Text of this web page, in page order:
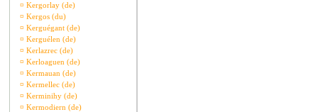
¤ Kergorlay (de)
¤ Kergos (du)
¤ Kerguégant (de)
¤ Kerguélen (de)
¤ Kerlazrec (de)
¤ Kerloaguen (de)
¤ Kermauan (de)
¤ Kermellec (de)
¤ Kerminihy (de)
¤ Kermodiern (de)